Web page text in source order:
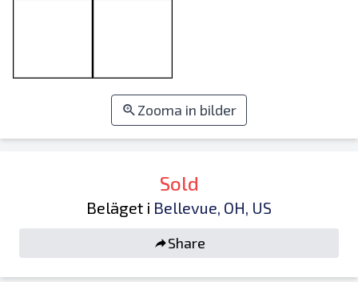
Zooma in bilder
Sold
Beläget i Bellevue, OH, US
Share